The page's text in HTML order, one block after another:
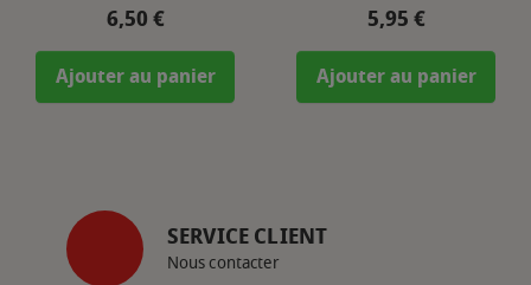
Prix
6,50 €
Ajouter au panier
Prix
5,95 €
Ajouter au panier
SERVICE CLIENT
Nous contacter